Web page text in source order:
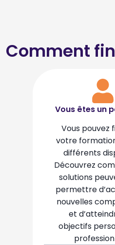
Comment
Vous êtes un
Vous pouvez
votre
différents
Découvrez
solutions
permettre
nouvelles
et
objectifs